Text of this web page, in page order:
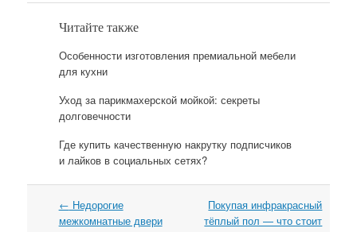
Читайте также
Особенности изготовления премиальной мебели
для кухни
Уход за парикмахерской мойкой: секреты
долговечности
Где купить качественную накрутку подписчиков
и лайков в социальных сетях?
Навигация
← Недорогие
межкомнатные двери
Покупая инфракрасный
тёплый пол — что стоит